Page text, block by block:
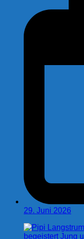
29. Juni 2026